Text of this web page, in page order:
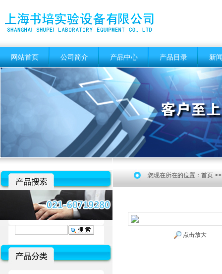
网站首页 公司简介 产品中心 产品目录 新
您现在所在的位置： 首页
点击放大